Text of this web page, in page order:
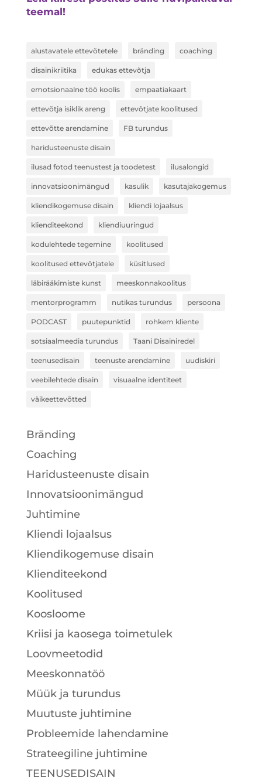
teemal!
alustavatele ettevõtetele bränding coaching
disainikriitika edukas ettevõtja
emotsionaalne töö koolis empaatiakaart
ettevõtja isiklik areng ettevõtjate koolitused
ettevõtte arendamine FB turundus
haridusteenuste disain
ilusad fotod teenustest ja toodetest ilusalongid
innovatsioonimängud kasulik kasutajakogemus
kliendikogemuse disain kliendi lojaalsus
klienditeekond kliendiuuringud
kodulehtede tegemine koolitused
koolitused ettevõtjatele küsitlused
läbirääkimiste kunst meeskonnakoolitus
mentorprogramm nutikas turundus persoona
PODCAST puutepunktid rohkem kliente
sotsiaalmeedia turundus Taani Disainiredel
teenusedisain teenuste arendamine uudiskiri
veebilehtede disain visuaalne identiteet
väikeettevõtted
Bränding
Coaching
Haridusteenuste disain
Innovatsioonimängud
Juhtimine
Kliendi lojaalsus
Kliendikogemuse disain
Klienditeekond
Koolitused
Koosloome
Kriisi ja kaosega toimetulek
Loovmeetodid
Meeskonnatöö
Müük ja turundus
Muutuste juhtimine
Probleemide lahendamine
Strateegiline juhtimine
TEENUSEDISAIN